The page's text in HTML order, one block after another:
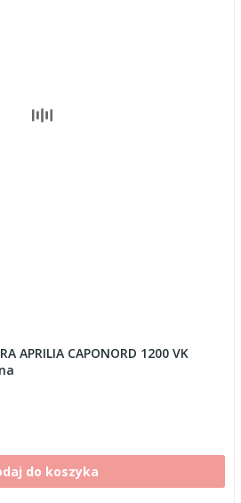
APRILIA CAPONORD 1200 VK
do koszyka